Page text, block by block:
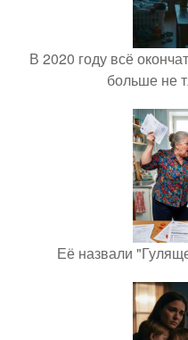
В 2020 году всё
больше не
Её назвали